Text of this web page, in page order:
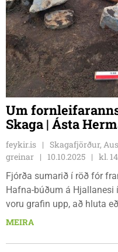
Um
Skaga | Ásta
feykir.is
Skagafjörður,
greinar
10.10.2025
kl.
Fjórða sumarið í röð fór
Hafna-búðum á
voru grafin upp, að hluta
búðir/mannvirki, auk þess
Búðirnar eru í mörgum
MEIRA